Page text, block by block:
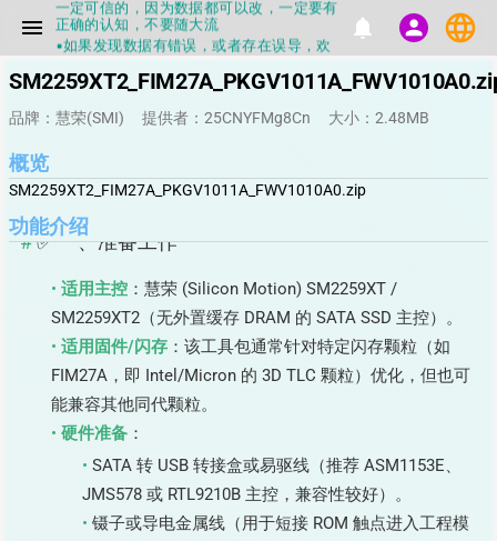
menu
正确的认知，不要随大流
▪如果发现数据有错误，或者存在误导，欢
迎积极反馈，Flashinfo尽量维护最正确的
▪Flashinfo APP更新技术规格和量产工具标
▪兄弟们没事不要乱下载量产工具，过分了
本来就有不确定性，任何第三方工具提供的
数据都不要100%相信，包括量产工具都不
一定可信的，因为数据都可以改，一定要有
正确的认知，不要随大流
▪如果发现数据有错误，或者存在误导，欢
指导性数据
▪Flashinfo APP更新技术规格和量产工具标
签啦，使用更加丝滑，快点击下载吧
notifications person language
品牌：慧荣(SMI) 提供者：25CNYFMg8Cn 大小：2.48MB
概览
SM2259XT2_FIM27A_PKGV1011A_FWV1010A0.zip
功能介绍
✅ 一、准备工作
适用主控 ：慧荣 (Silicon Motion) SM2259XT /
SM2259XT2（无外置缓存 DRAM 的 SATA SSD 主控）。
适用固件/闪存 ：该工具包通常针对特定闪存颗粒（如
FIM27A，即 Intel/Micron 的 3D TLC 颗粒）优化，但也可
能兼容其他同代颗粒。
硬件准备 ：
SATA 转 USB 转接盒或易驱线（推荐 ASM1153E、
JMS578 或 RTL9210B 主控，兼容性较好）。
镊子或导电金属线（用于短接 ROM 触点进入工程模